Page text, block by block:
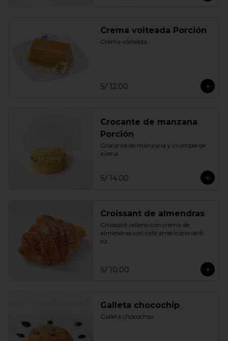
Crema volteada Porción
Crema volteada.
S/ 12.00
Crocante de manzana
Porción
Crocante de manzana y crumble de
avena.
S/ 14.00
Croissant de almendras
Croissant relleno con crema de
almendras con café americano de 8
oz.
S/ 10.00
Galleta chocochip
Galleta chocochip.